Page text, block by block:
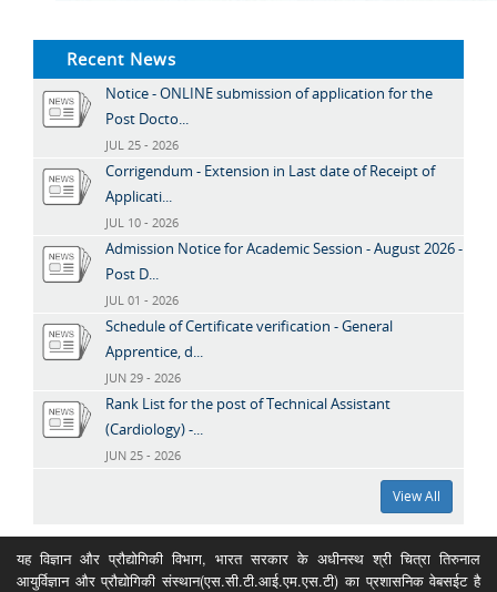
Recent News
Notice - ONLINE submission of application for the
Post Docto...
JUL 25 - 2026
Corrigendum - Extension in Last date of Receipt of
Applicati...
JUL 10 - 2026
Admission Notice for Academic Session - August 2026 -
Post D...
JUL 01 - 2026
Schedule of Certificate verification - General
Apprentice, d...
JUN 29 - 2026
Rank List for the post of Technical Assistant
(Cardiology) -...
JUN 25 - 2026
View All
यह विज्ञान और प्रौद्योगिकी विभाग, भारत सरकार के अधीनस्थ श्री चित्रा तिरुनाल
आयुर्विज्ञान और प्रौद्योगिकी संस्थान(एस.सी.टी.आई.एम.एस.टी) का प्रशासनिक वेबसईट है